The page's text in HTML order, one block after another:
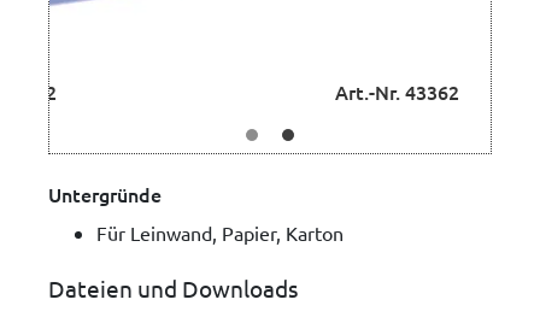
Untergründe
Für Leinwand, Papier, Karton
Dateien und Downloads